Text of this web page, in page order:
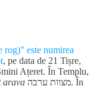
rog)” este numirea
, pe data de 21 Tișre,
Ațeret. În Templu,
arava